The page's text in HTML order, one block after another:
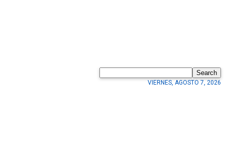
Search
VIERNES, AGOSTO 7, 2026